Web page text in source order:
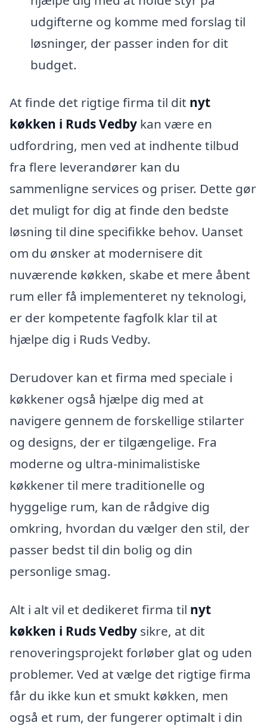
udgifterne og komme med forslag til
løsninger, der passer inden for dit
budget.
At finde det rigtige firma til dit nyt
køkken i Ruds Vedby kan være en
udfordring, men ved at indhente tilbud
fra flere leverandører kan du
sammenligne services og priser. Dette gør
det muligt for dig at finde den bedste
løsning til dine specifikke behov. Uanset
om du ønsker at modernisere dit
nuværende køkken, skabe et mere åbent
rum eller få implementeret ny teknologi,
er der kompetente fagfolk klar til at
hjælpe dig i Ruds Vedby.
Derudover kan et firma med speciale i
køkkener også hjælpe dig med at
navigere gennem de forskellige stilarter
og designs, der er tilgængelige. Fra
moderne og ultra-minimalistiske
køkkener til mere traditionelle og
hyggelige rum, kan de rådgive dig
omkring, hvordan du vælger den stil, der
passer bedst til din bolig og din
personlige smag.
Alt i alt vil et dedikeret firma til nyt
køkken i Ruds Vedby sikre, at dit
renoveringsprojekt forløber glat og uden
problemer. Ved at vælge det rigtige firma
får du ikke kun et smukt køkken, men
også et rum, der fungerer optimalt i din